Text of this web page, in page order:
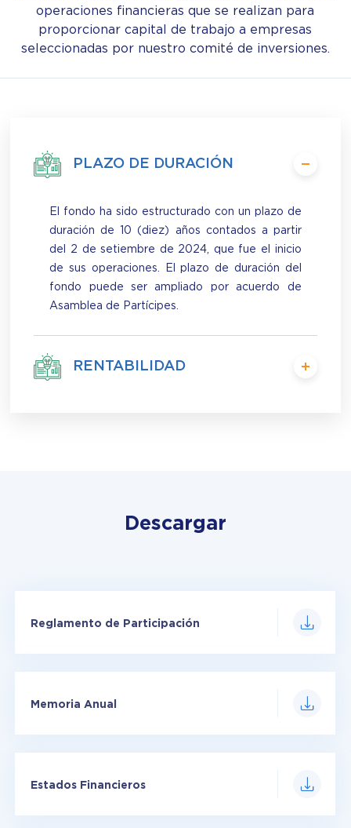
operaciones financieras que se realizan para
proporcionar capital de trabajo a empresas
seleccionadas por nuestro comité de inversiones.
PLAZO DE DURACIÓN
El fondo ha sido estructurado con un plazo de
duración de 10 (diez) años contados a partir
del 2 de setiembre de 2024, que fue el inicio
de sus operaciones. El plazo de duración del
fondo puede ser ampliado por acuerdo de
Asamblea de Partícipes.
RENTABILIDAD
Descargar
Reglamento de Participación
Memoria Anual
Estados Financieros